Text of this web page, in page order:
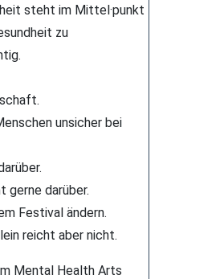
steht im Mittel·punkt
zu
unsicher bei
gerne darüber.
Festival ändern.
reicht aber nicht.
Mental Health Arts